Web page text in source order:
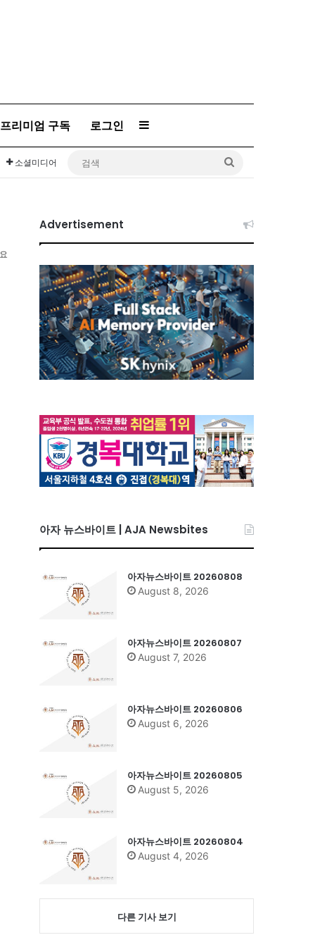
프리미엄 구독 로그인 Sidebar
소셜미디어
Advertisement
아자 뉴스바이트 | AJA Newsbites
아자뉴스바이트 20260808
August 8, 2026
아자뉴스바이트 20260807
August 7, 2026
아자뉴스바이트 20260806
August 6, 2026
아자뉴스바이트 20260805
August 5, 2026
아자뉴스바이트 20260804
August 4, 2026
다른 기사 보기